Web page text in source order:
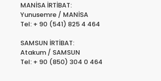
MANİSA İRTİBAT:
Yunusemre / MANİSA
Tel: + 90 (541) 825 4 464
SAMSUN İRTİBAT:
Atakum / SAMSUN
Tel: + 90 (850) 304 0 464